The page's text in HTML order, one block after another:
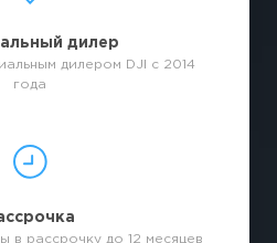
дилер
дилером DJI с 2014
года
в рассрочку до 12 месяцев